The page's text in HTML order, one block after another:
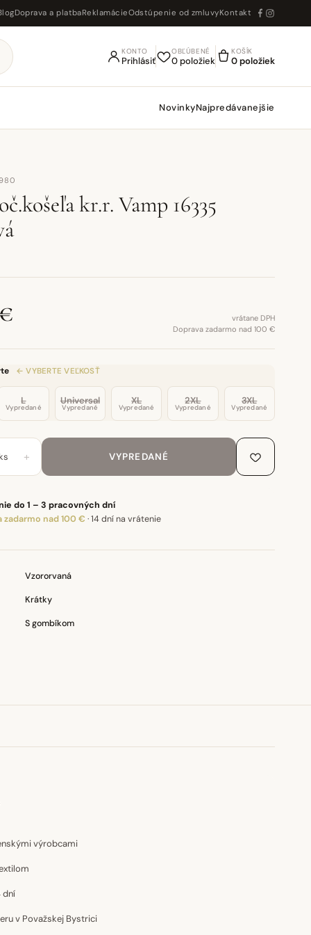
Doprava a platbaReklamácieOdstúpenie od zmluvyKontakt
KONTO
Prihlásiť
OBĽÚBENÉ
0 položiek
KOŠÍK
0 položiek
NovinkyNajpredávanejšie
kr.r. Vamp 16335
vrátane DPH
Doprava zadarmo nad 100 €
← VYBERTE VEĽKOSŤ
L
Vypredané
Universal
Vypredané
XL
Vypredané
2XL
Vypredané
3XL
Vypredané
ks + VYPREDANÉ
do 1 – 3 pracovných dní
zadarmo nad 100 € ·14 dní na vrátenie
Vzororvaná
Krátky
S gombíkom
výrobcami
dní
v Považskej Bystrici